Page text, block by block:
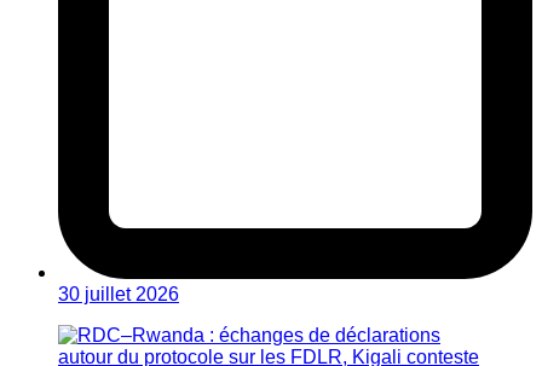
30 juillet 2026